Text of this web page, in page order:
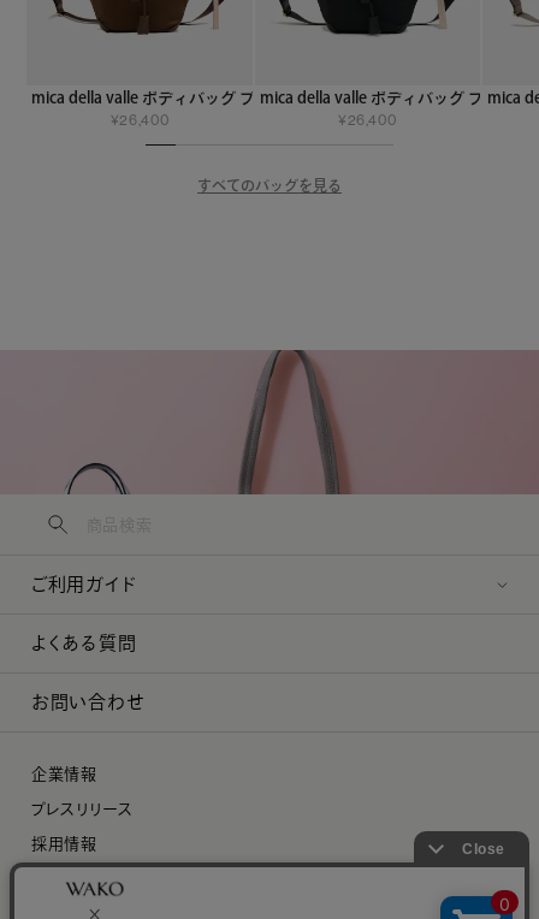
mica della valle ボディバッグ ブラウン
¥26,400
mica della valle ボディバッグ ブラック
¥ 26,400
mica
すべてのバッグを見る
ご利用ガイド
よくある質問
お問い合わせ
企業情報
プレスリリース
採用情報
特定商取引に関する法律に基づく表示
プライバシーポリシー